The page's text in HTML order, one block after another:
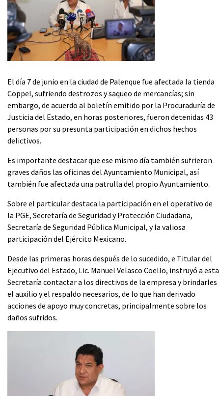
El día 7 de junio en la ciudad de Palenque fue afectada la tienda
Coppel, sufriendo destrozos y saqueo de mercancías; sin
embargo, de acuerdo al boletín emitido por la Procuraduría de
Justicia del Estado, en horas posteriores, fueron detenidas 43
personas por su presunta participación en dichos hechos
delictivos.
Es importante destacar que ese mismo día también sufrieron
graves daños las oficinas del Ayuntamiento Municipal, así
también fue afectada una patrulla del propio Ayuntamiento.
Sobre el particular destaca la participación en el operativo de
la PGE, Secretaría de Seguridad y Protección Ciudadana,
Secretaría de Seguridad Pública Municipal, y la valiosa
participación del Ejército Mexicano.
Desde las primeras horas después de lo sucedido, e Titular del
Ejecutivo del Estado, Lic. Manuel Velasco Coello, instruyó a esta
Secretaría contactar a los directivos de la empresa y brindarles
el auxilio y el respaldo necesarios, de lo que han derivado
acciones de apoyo muy concretas, principalmente sobre los
daños sufridos.